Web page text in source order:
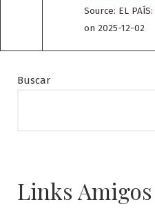
Source: EL
on 2025-12-02
Buscar
Links Amigos